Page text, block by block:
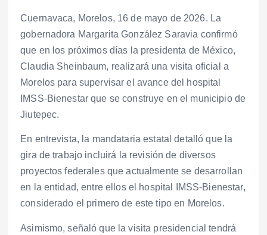
Cuernavaca, Morelos, 16 de mayo de 2026. La
gobernadora Margarita González Saravia confirmó
que en los próximos días la presidenta de México,
Claudia Sheinbaum, realizará una visita oficial a
Morelos para supervisar el avance del hospital
IMSS-Bienestar que se construye en el municipio de
Jiutepec.
En entrevista, la mandataria estatal detalló que la
gira de trabajo incluirá la revisión de diversos
proyectos federales que actualmente se desarrollan
en la entidad, entre ellos el hospital IMSS-Bienestar,
considerado el primero de este tipo en Morelos.
Asimismo, señaló que la visita presidencial tendrá